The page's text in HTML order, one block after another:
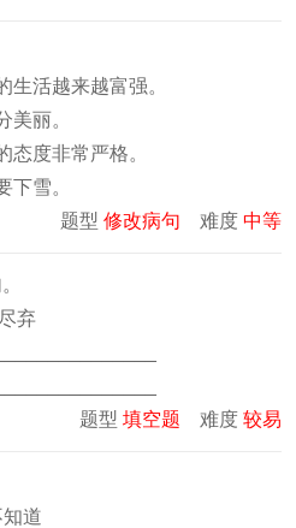
生活越来越富强。
美丽。
态度非常严格。
下雪。
题型 修改病句 难度 中等
弃
题型 填空题 难度 较易
道